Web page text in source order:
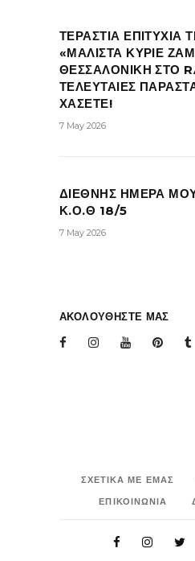
ΤΕΡΑΣΤΙΑ ΕΠΙΤΥΧΙΑ
«ΜΑΛΙΣΤΑ ΚΥΡΙΕ
ΘΕΣΣΑΛΟΝΙΚΗ ΣΤΟ
ΤΕΛΕΥΤΑΙΕΣ
ΧΑΣΕΤΕ!
7 May 2026
ΔΙΕΘΝΗΣ ΗΜΕΡΑ
Κ.Ο.Θ 18/5
7 May 2026
ΑΚΟΛΟΥΘΗΣΤΕ ΜΑΣ
ΣΧΕΤΙΚΑ ΜΕ ΕΜΑΣ
ΕΠΙΚΟΙΝΩΝΙΑ